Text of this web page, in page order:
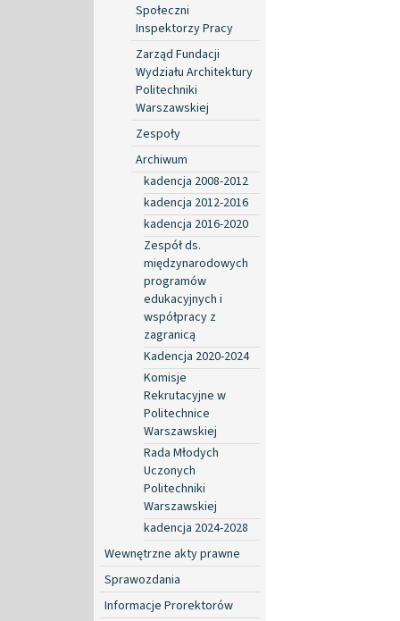
Społeczni
Inspektorzy Pracy
Zarząd Fundacji
Wydziału Architektury
Politechniki
Warszawskiej
Zespoły
Archiwum
kadencja 2008-2012
kadencja 2012-2016
kadencja 2016-2020
Zespół ds.
międzynarodowych
programów
edukacyjnych i
współpracy z
zagranicą
Kadencja 2020-2024
Komisje
Rekrutacyjne w
Politechnice
Warszawskiej
Rada Młodych
Uczonych
Politechniki
Warszawskiej
kadencja 2024-2028
Wewnętrzne akty prawne
Sprawozdania
Informacje Prorektorów